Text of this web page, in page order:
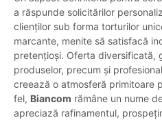
a răspunde solicitărilor
clienților sub forma torturilor
marcante, menite să satisfacă
pretențioși. Oferta diversificată,
produselor, precum și
creează o atmosferă primitoare
fel, Biancom rămâne un nume
apreciază rafinamentul,